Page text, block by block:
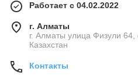
Работает с 04.02.2022
г. Алматы
г. Алматы улица Физули
Казахстан
Контакты